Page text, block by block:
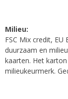
Milieu:
FSC Mix credit,
duurzaam en
kaarten. Het
milieukeurmerk.